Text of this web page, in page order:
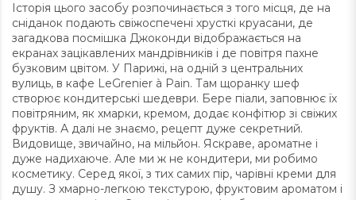
Історія цього засобу розпочинається з того місця, де на
сніданок подають свіжоспечені хрусткі круасани, де
загадкова посмішка Джоконди відображається на
екранах зацікавлених мандрівників і де повітря пахне
бузковим цвітом. У Парижі, на одній з центральних
вулиць, в кафе LeGrenier à Pain. Там щоранку шеф
створює кондитерські шедеври. Бере піали, заповнює їх
повітряним, як хмарки, кремом, додає конфітюр зі свіжих
фруктів. А далі не знаємо, рецепт дуже секретний.
Видовище, звичайно, на мільйон. Яскраве, ароматне і
дуже надихаюче. Але ми ж не кондитери, ми робимо
косметику. Серед якої, з тих самих пір, чарівні креми для
душу. З хмарно-легкою текстурою, фруктовим ароматом і